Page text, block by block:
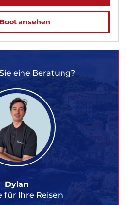
ansehen
eine Beratung?
Dylan
für Ihre Reisen